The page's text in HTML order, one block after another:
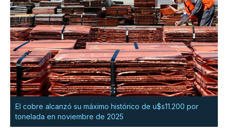
El cobre alcanzó su máximo histórico de u$s11.200 por
tonelada en noviembre de 2025